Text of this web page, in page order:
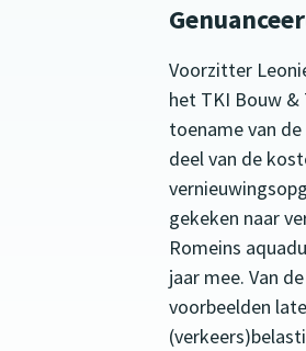
Voorzitter
het TKI Bouw &
toename van
deel van de
gekeken naar
Romeins
jaar mee. Van
voorbeelden